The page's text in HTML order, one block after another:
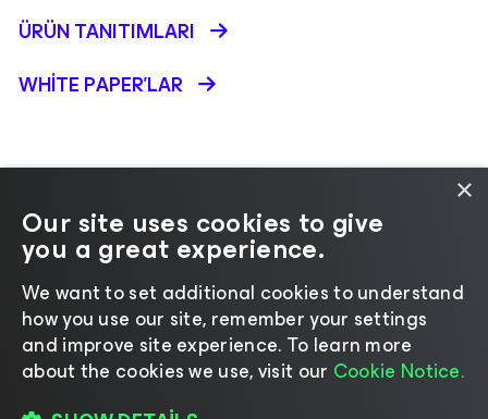
ÜRÜN TANITIMLARI
WHITE PAPER'LAR
©2026 Veeam® Software | Gizlilik Bildirimi
Çerez Bildirimi | Yasal | Lisanslama Politikası
Tedarikçi Kaynakları
Dil seçin
×
Our site uses cookies to give
you a great experience.
We want to set additional cookies to understand
how you use our site, remember your settings
and improve site experience. ​To learn more
about the cookies we use, visit our Cookie Notice.